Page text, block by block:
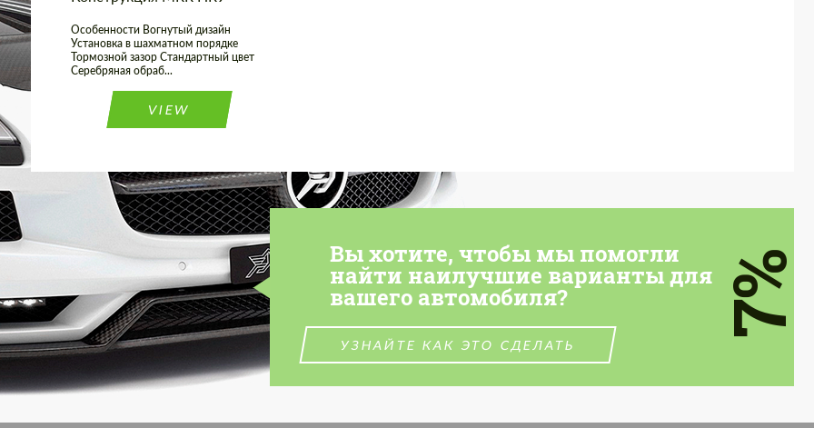
Особенности Вогнутый дизайн
Установка в шахматном порядке
Тормозной зазор Стандартный цвет
Серебряная обраб...
VIEW
Вы хотите, чтобы мы помогли
найти наилучшие варианты для
вашего автомобиля?
УЗНАЙТЕ КАК ЭТО СДЕЛАТЬ
7%